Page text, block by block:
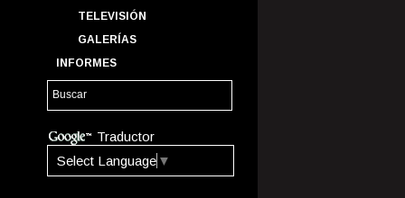
TELEVISIÓN
GALERÍAS
INFORMES
Traductor
Select Language ▼